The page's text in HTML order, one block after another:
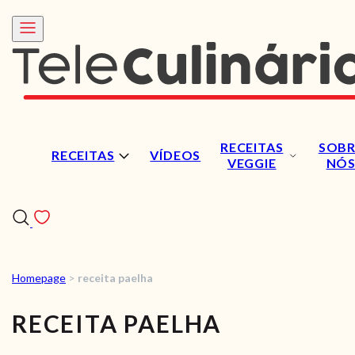
RECEITAS VÍDEOS
RECEITAS
VEGGIE
NÓS
VÍDEOS
Homepage > receita paelha
RECEITA PAELHA